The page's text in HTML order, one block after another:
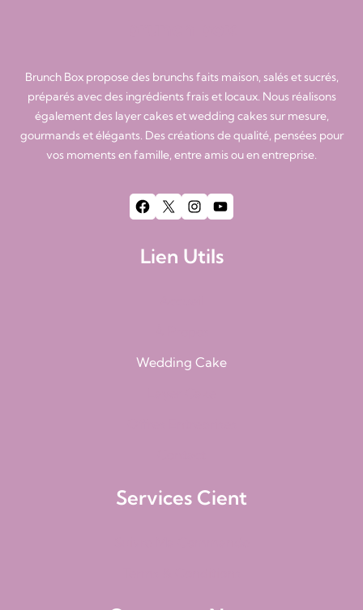
Brunch Box propose des brunchs faits maison, salés et sucrés,
préparés avec des ingrédients frais et locaux. Nous réalisons
également des layer cakes et wedding cakes sur mesure,
gourmands et élégants. Des créations de qualité, pensées pour
vos moments en famille, entre amis ou en entreprise.
Facebook X Instagram YouTube
Lien Utils
Wedding Cake
Services Cient